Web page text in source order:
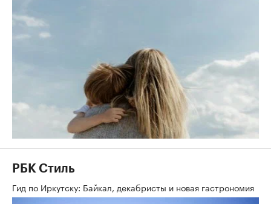
РБК Стиль
Гид по Иркутску: Байкал, декабристы и новая гастрономия